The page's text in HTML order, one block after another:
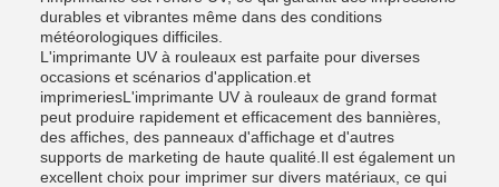
durables et vibrantes même dans des conditions
météorologiques difficiles.
L'imprimante UV à rouleaux est parfaite pour diverses
occasions et scénarios d'application.et
imprimeriesL'imprimante UV à rouleaux de grand format
peut produire rapidement et efficacement des bannières,
des affiches, des panneaux d'affichage et d'autres
supports de marketing de haute qualité.Il est également un
excellent choix pour imprimer sur divers matériaux, ce qui